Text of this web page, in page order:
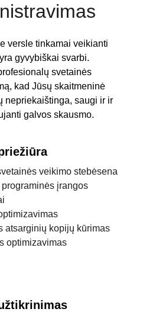
versle tinkamai veikianti
gyvybiškai svarbi.
svetainės
kad Jūsų skaitmeninė
nepriekaištinga, saugi ir ir
galvos skausmo.
veikimo stebėsena
įrangos
atsarginių kopijų kūrimas
optimizavimas